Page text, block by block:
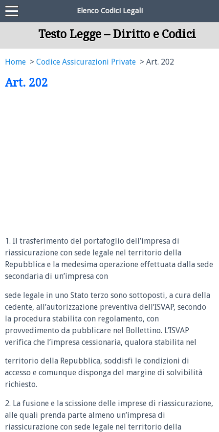
Elenco Codici Legali
Testo Legge – Diritto e Codici
Home Codice Assicurazioni Private Art. 202
Art. 202
1. Il trasferimento del portafoglio dell’impresa di
riassicurazione con sede legale nel territorio della
Repubblica e la medesima operazione effettuata dalla sede
secondaria di un’impresa con
sede legale in uno Stato terzo sono sottoposti, a cura della
cedente, all’autorizzazione preventiva dell’ISVAP, secondo
la procedura stabilita con regolamento, con
provvedimento da pubblicare nel Bollettino. L’ISVAP
verifica che l’impresa cessionaria, qualora stabilita nel
territorio della Repubblica, soddisfi le condizioni di
accesso e comunque disponga del margine di solvibilità
richiesto.
2. La fusione e la scissione delle imprese di riassicurazione,
alle quali prenda parte almeno un’impresa di
riassicurazione con sede legale nel territorio della